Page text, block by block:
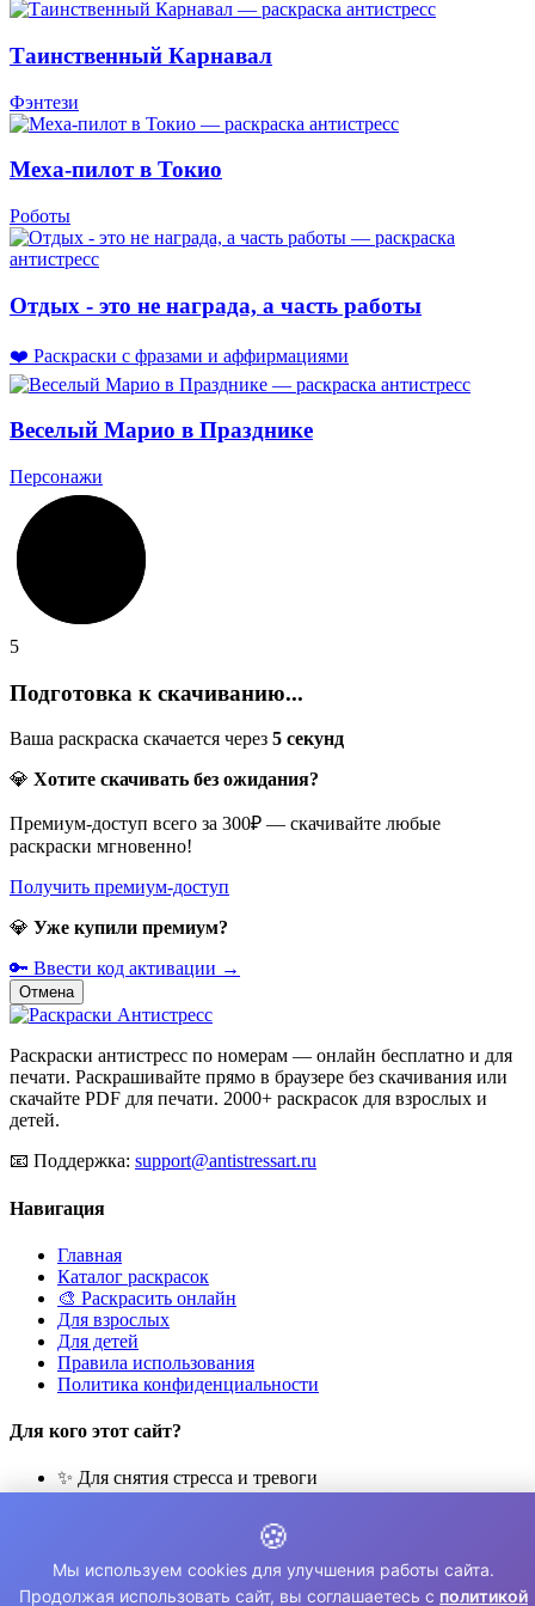
Таинственный Карнавал
Фэнтези
Меха-пилот в Токио
Роботы
Отдых - это не награда, а часть работы
❤️ Раскраски с фразами и аффирмациями
Веселый Марио в Празднике
Персонажи
5
Подготовка к скачиванию...
Ваша раскраска скачается через 5 секунд
💎 Хотите скачивать без ожидания?
Премиум-доступ всего за 300₽ — скачивайте любые
раскраски мгновенно!
Получить премиум-доступ
💎 Уже купили премиум?
🔑 Ввести код активации →
Отмена
Раскраски антистресс по номерам — онлайн бесплатно и для
печати. Раскрашивайте прямо в браузере без скачивания или
скачайте PDF для печати. 2000+ раскрасок для взрослых и
детей.
📧 Поддержка: support@antistressart.ru
Навигация
Главная
Каталог раскрасок
🎨 Раскрасить онлайн
Для взрослых
Для детей
Правила использования
Политика конфиденциальности
Для кого этот сайт?
✨ Для снятия стресса и тревоги
🧘 Для медитации и расслабления
👨‍👩‍👧‍👦 Для семейного досуга
© 2026 Раскраски Антистресс. Все права защищены.
🍪
Мы используем cookies для улучшения работы сайта.
Продолжая использовать сайт, вы соглашаетесь с политикой